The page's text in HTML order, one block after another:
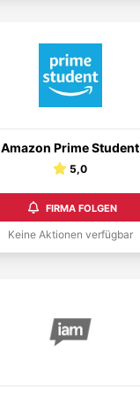
Amazon Prime Student
5,0
FIRMA FOLGEN
Keine Aktionen verfügbar